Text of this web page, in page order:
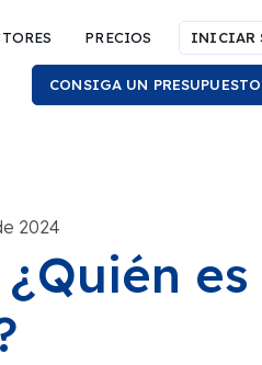
PRECIOS INICIAR
CONSIGA UN
2024
es